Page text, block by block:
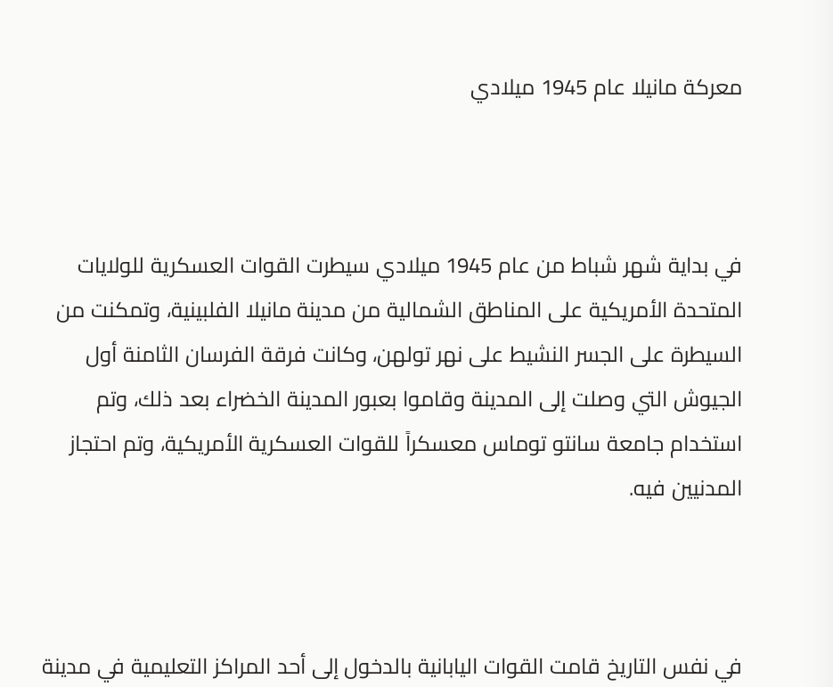
معركة مانيلا عام 1945 ميلادي
في بداية شهر شباط من عام 1945 ميلادي سيطرت القوات العسكرية للولايات
المتحدة الأمريكية على المناطق الشمالية من مدينة مانيلا الفلبينية، وتمكنت من
السيطرة على الجسر النشيط على نهر تولهن، وكانت فرقة الفرسان الثامنة أول
الجيوش التي وصلت إلى المدينة وقاموا بعبور المدينة الخضراء بعد ذلك، وتم
استخدام جامعة سانتو توماس معسكراً للقوات العسكرية الأمريكية، وتم احتجاز
المدنيين فيه.
في نفس التاريخ قامت القوات اليابانية بالدخول إلى أحد المراكز التعليمية في مدينة